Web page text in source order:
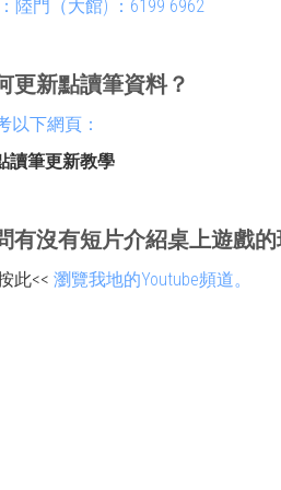
陸門（大館) ：6199 6962
更新點讀筆資料？
以下網頁：
讀筆更新教學
有沒有短片介紹桌上遊戲
此<< 瀏覽我地的Youtube頻道。